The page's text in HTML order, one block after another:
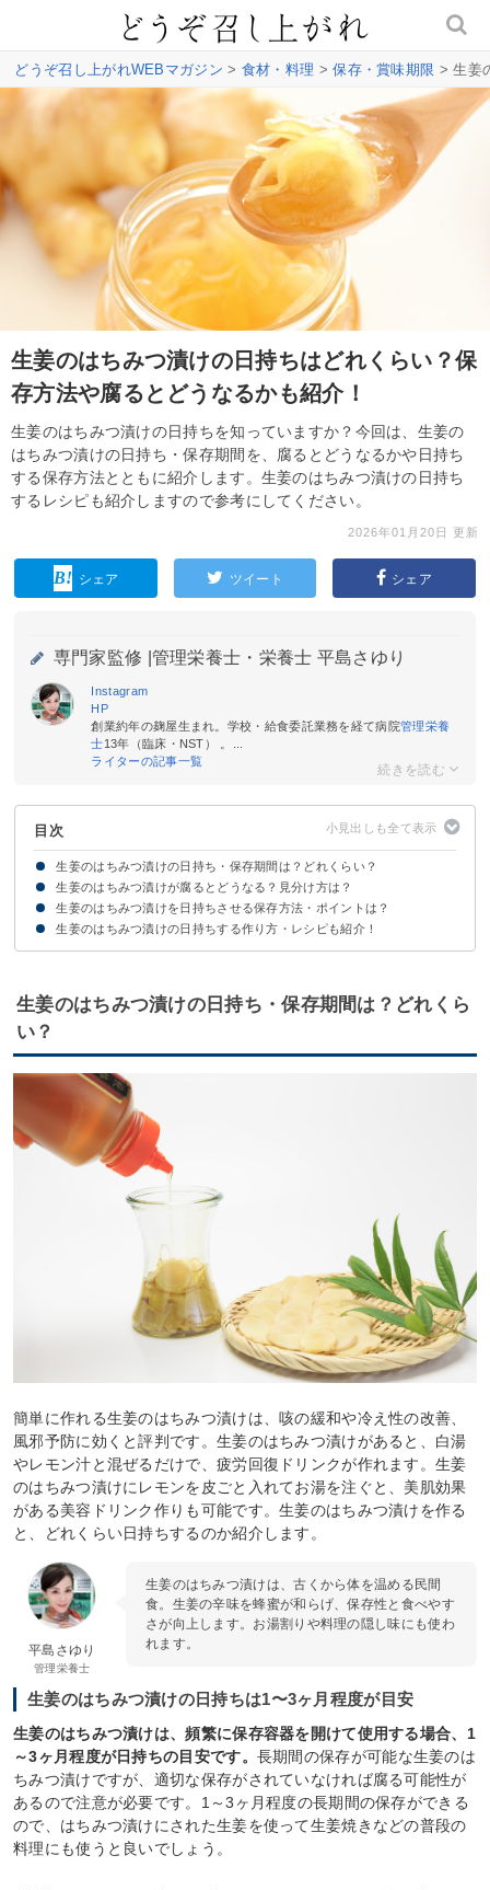
どうぞ召し上がれWEBマガジン > 食材・料理 >保存・賞味期限 > 生姜
生姜のはちみつ漬けの日持ちはどれくらい？保
存方法や腐るとどうなるかも紹介！
生姜のはちみつ漬けの日持ちを知っていますか？今回は、生姜の
はちみつ漬けの日持ち・保存期間を、腐るとどうなるかや日持ち
する保存方法とともに紹介します。生姜のはちみつ漬けの日持ち
するレシピも紹介しますので参考にしてください。
2026年01月20日 更新
シェア ツイート シェア
専門家監修 | 管理栄養士・栄養士 平島さゆり
Instagram
HP
創業約年の麹屋生まれ。学校・給食委託業務を経て病院管理栄養
士13年（臨床・NST） 。...
ライターの記事一覧
目次
生姜のはちみつ漬けの日持ち・保存期間は？どれくらい？
生姜のはちみつ漬けの日持ちは1〜3ヶ月程度が目安
生姜のはちみつ漬けが腐るとどうなる？見分け方は？
生姜のはちみつ漬けを日持ちさせる保存方法・ポイントは？
生姜のはちみつ漬けは基本的に冷蔵保存する
ポイント①保存容器の煮沸消毒を徹底する
ポイント②生姜がはちみつに完全に浸かるようにする
ポイント③清潔な器具で取り出す
ポイント④長期保存したいなら冷凍保存もおすすめ
生姜のはちみつ漬けの日持ちする作り方・レシピも紹介！
材料
作り方・手順
生姜のはちみつ漬けの日持ち・保存期間は？どれくら
い？
簡単に作れる生姜のはちみつ漬けは、咳の緩和や冷え性の改善、
風邪予防に効くと評判です。生姜のはちみつ漬けがあると、白湯
やレモン汁と混ぜるだけで、疲労回復ドリンクが作れます。生姜
のはちみつ漬けにレモンを皮ごと入れてお湯を注ぐと、美肌効果
がある美容ドリンク作りも可能です。生姜のはちみつ漬けを作る
と、どれくらい日持ちするのか紹介します。
平島さゆり
管理栄養士
生姜のはちみつ漬けは、古くから体を温める民間
食。生姜の辛味を蜂蜜が和らげ、保存性と食べやす
さが向上します。お湯割りや料理の隠し味にも使わ
れます。
生姜のはちみつ漬けの日持ちは1〜3ヶ月程度が目安
生姜のはちみつ漬けは、頻繁に保存容器を開けて使用する場合、1
～3ヶ月程度が日持ちの目安です。 長期間の保存が可能な生姜のは
ちみつ漬けですが、適切な保存がされていなければ腐る可能性が
あるので注意が必要です。1～3ヶ月程度の長期間の保存ができる
ので、はちみつ漬けにされた生姜を使って生姜焼きなどの普段の
料理にも使うと良いでしょう。